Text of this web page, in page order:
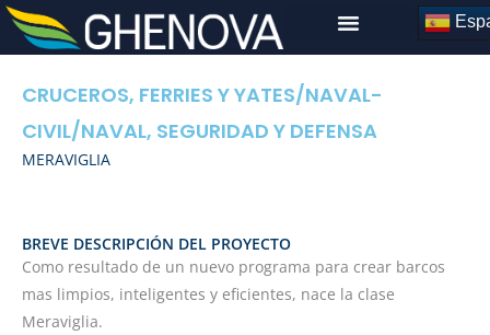
Skip
CRUCEROS, FERRIES Y YATES/NAVAL-
CIVIL/NAVAL, SEGURIDAD Y DEFENSA
MERAVIGLIA
BREVE DESCRIPCIÓN DEL PROYECTO
Como resultado de un nuevo programa para crear barcos
mas limpios, inteligentes y eficientes, nace la clase
Meraviglia.